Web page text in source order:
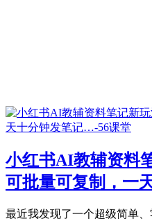
小红书AI教辅资料
可批量可复制，一
最近我发现了一个超级简单